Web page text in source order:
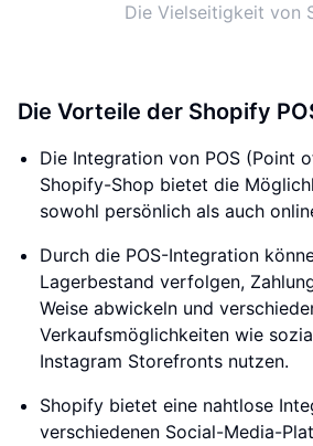
Die Vielseitigkeit von
Die Vorteile der Shopify
Die Integration von POS (Point
Shopify-Shop bietet die
sowohl persönlich als auch
Durch die POS-Integration
Lagerbestand verfolgen,
Weise abwickeln und
Verkaufsmöglichkeiten wie
Instagram Storefronts nutzen.
Shopify bietet eine nahtlose
verschiedenen Social-Media-